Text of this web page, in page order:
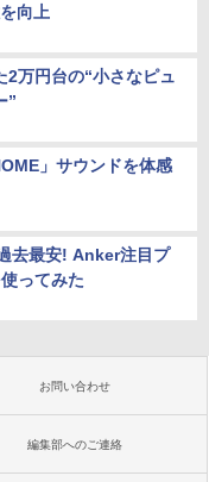
向上
2万円台の“小さなピュ
”
」サウンドを体感
去最安! Anker注目プ
ってみた
お問い合わせ
編集部へのご連絡